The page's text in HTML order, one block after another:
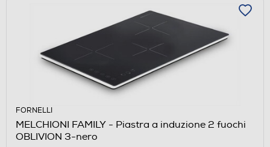
FORNELLI
MELCHIONI FAMILY - Piastra a induzione 2 fuochi
OBLIVION 3-nero